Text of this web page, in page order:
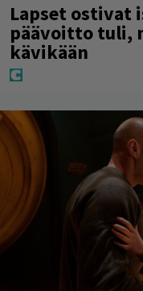
Lapset ostivat
päävoitto tuli,
kävikään